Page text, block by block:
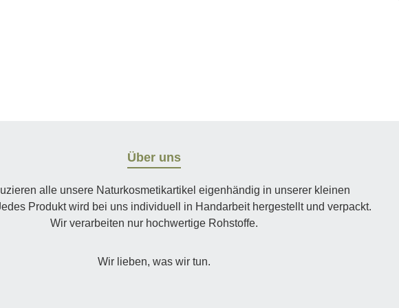
Über uns
alle unsere Naturkosmetikartikel eigenhändig in unserer kleinen
Produkt wird bei uns individuell in Handarbeit hergestellt und verpackt.
Wir verarbeiten nur hochwertige Rohstoffe.
Wir lieben, was wir tun.